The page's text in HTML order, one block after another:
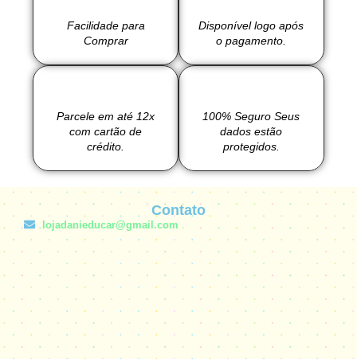
Facilidade para
Comprar
Disponível logo após
o pagamento.
Parcele em até 12x
com cartão de
crédito.
100% Seguro Seus
dados estão
protegidos.
Contato
lojadanieducar@gmail.com